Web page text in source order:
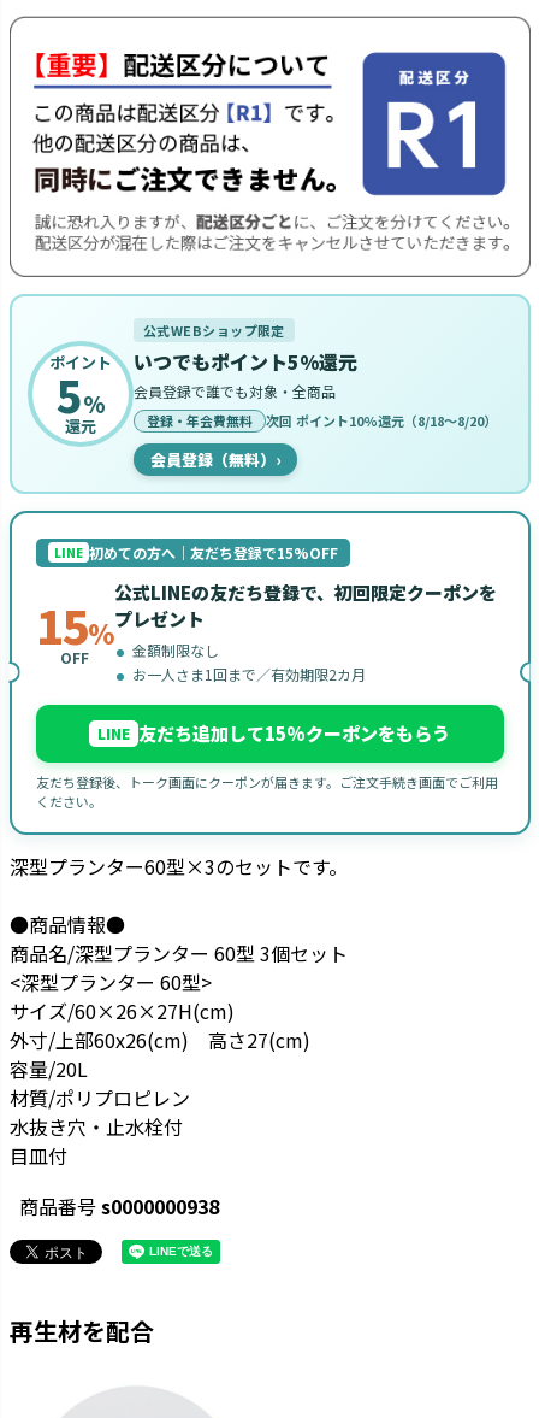
ポイント
5%
還元
公式WEBショップ限定
いつでもポイント5%還元
会員登録で誰でも対象・全商品
登録・年会費無料 次回 ポイント10%還元（8/18〜8/20）
会員登録（無料） ›
LINE 初めての方へ｜友だち登録で15%OFF
15%
OFF
公式LINEの友だち登録で、初回限定クーポンを
プレゼント
金額制限なし
お一人さま1回まで／有効期限2カ月
LINE 友だち追加して15%クーポンをもらう
友だち登録後、トーク画面にクーポンが届きます。ご注文手続き画面でご利用
ください。
深型プランター60型×3のセットです。
●商品情報●
商品名/深型プランター 60型 3個セット
<深型プランター 60型>
サイズ/60×26×27H(cm)
外寸/上部60x26(cm) 高さ27(cm)
容量/20L
材質/ポリプロピレン
水抜き穴・止水栓付
目皿付
商品番号s0000000938
再生材を配合